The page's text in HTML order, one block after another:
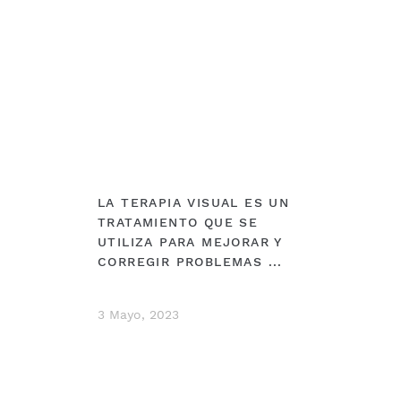
LA TERAPIA VISUAL ES UN
TRATAMIENTO QUE SE
UTILIZA PARA MEJORAR Y
CORREGIR PROBLEMAS ...
3 Mayo, 2023